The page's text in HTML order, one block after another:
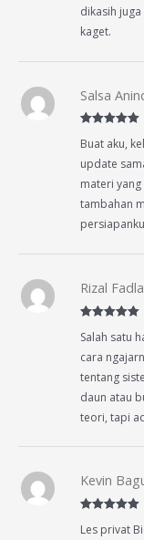
dikasih
kaget.
of 5
Salsa
Buat aku,
update
materi
tambahan
of 5
Rizal
Salah satu
cara
tentang
daun atau
teori, tapi
of 5
Kevin
Les privat